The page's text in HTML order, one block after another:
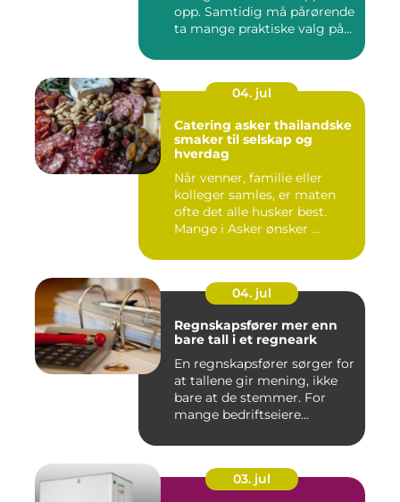
opp. Samtidig må pårørende
ta mange praktiske valg på...
04. jul
Catering asker thailandske
smaker til selskap og
hverdag
Når venner, familie eller
kolleger samles, er maten
ofte det alle husker best.
Mange i Asker ønsker ...
04. jul
Regnskapsfører mer enn
bare tall i et regneark
En regnskapsfører sørger for
at tallene gir mening, ikke
bare at de stemmer. For
mange bedriftseiere...
03. jul